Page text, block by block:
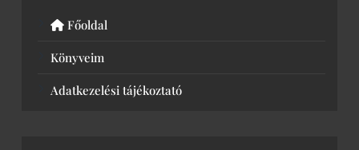
Főoldal
Könyveim
Adatkezelési tájékoztató